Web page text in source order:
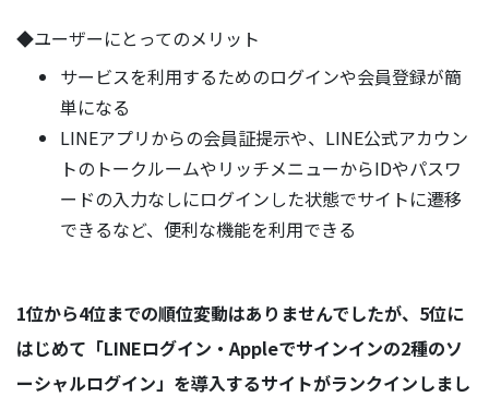
◆ユーザーにとってのメリット
サービスを利用するためのログインや会員登録が簡
単になる
LINEアプリからの会員証提示や、LINE公式アカウン
トのトークルームやリッチメニューからIDやパスワ
ードの入力なしにログインした状態でサイトに遷移
できるなど、便利な機能を利用できる
1位から4位までの順位変動はありませんでしたが、5位に
はじめて「LINEログイン・Appleでサインインの2種のソ
ーシャルログイン」を導入するサイトがランクインしまし